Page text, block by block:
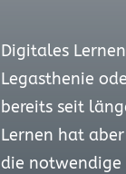
Digitales
Legasthenie
bereits seit
Lernen hat
die notwendige